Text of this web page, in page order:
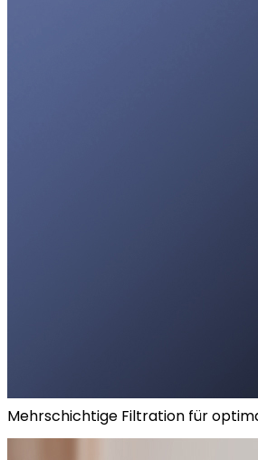
Mehrschichtige Filtration für